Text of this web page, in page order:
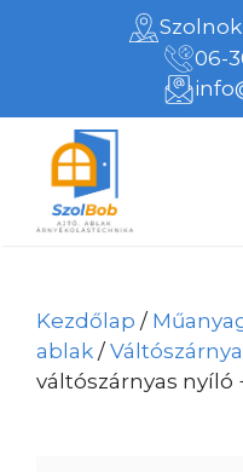
06-
Kezdőlap /
ablak /
váltószárnyas nyíló